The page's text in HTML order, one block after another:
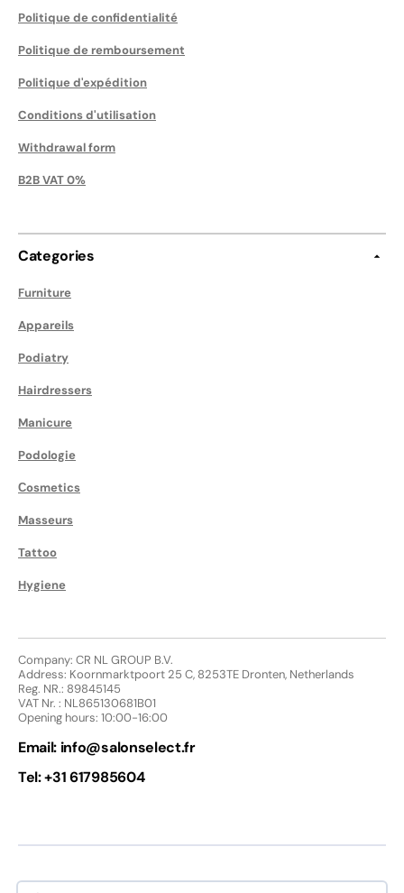
Politique de confidentialité
Politique de remboursement
Politique d'expédition
Conditions d'utilisation
Withdrawal form
B2B VAT 0%
Categories
Furniture
Appareils
Podiatry
Hairdressers
Manicure
Podologie
Сosmetics
Masseurs
Tattoo
Hygiene
Company: CR NL GROUP B.V.
Address: Koornmarktpoort 25 C, 8253TE Dronten, Netherlands
Reg. NR.: 89845145
VAT Nr. : NL865130681B01
Opening hours: 10:00-16:00
Email: info@salonselect.fr
Tel: +31 617985604